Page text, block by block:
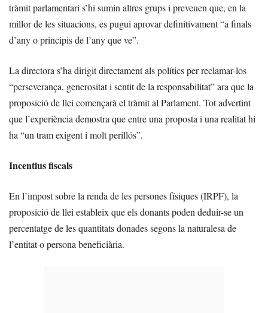
tràmit parlamentari s’hi sumin altres grups i preveuen que, en la
millor de les situacions, es pugui aprovar definitivament “a finals
d’any o principis de l’any que ve”.
La directora s’ha dirigit directament als polítics per reclamar-los
“perseverança, generositat i sentit de la responsabilitat” ara que la
proposició de llei començarà el tràmit al Parlament. Tot advertint
que l’experiència demostra que entre una proposta i una realitat hi
ha “un tram exigent i molt perillós”.
Incentius fiscals
En l’impost sobre la renda de les persones físiques (IRPF), la
proposició de llei estableix que els donants poden deduir-se un
percentatge de les quantitats donades segons la naturalesa de
l’entitat o persona beneficiària.